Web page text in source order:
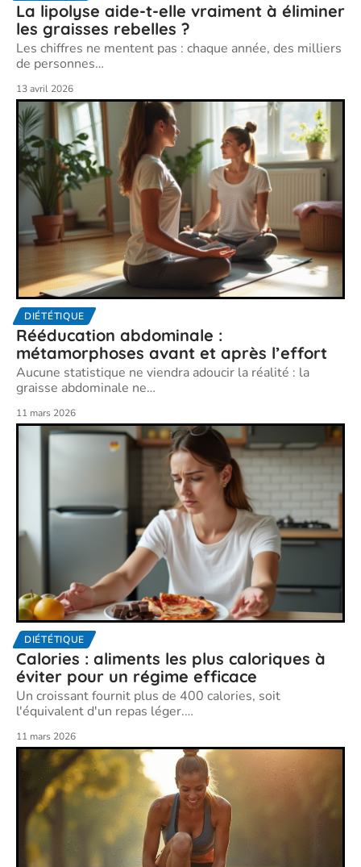
La lipolyse aide-t-elle vraiment à éliminer
les graisses rebelles ?
Les chiffres ne mentent pas : chaque année, des milliers
de personnes…
13 avril 2026
DIÉTÉTIQUE
Rééducation abdominale :
métamorphoses avant et après l’effort
Aucune statistique ne viendra adoucir la réalité : la
graisse abdominale ne…
11 mars 2026
DIÉTÉTIQUE
Calories : aliments les plus caloriques à
éviter pour un régime efficace
Un croissant fournit plus de 400 calories, soit
l'équivalent d'un repas léger.…
11 mars 2026